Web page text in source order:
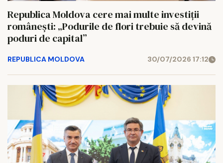
Republica Moldova cere mai multe investiții
românești: „Podurile de flori trebuie să devină
poduri de capital”
REPUBLICA MOLDOVA 30/07/2026 17:12